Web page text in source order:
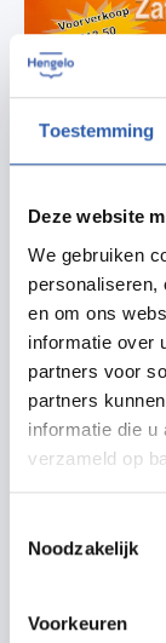
Toestemming
Deze website
We gebruiken
personaliseren,
en om ons
informatie over
partners voor
partners
informatie die u
verzameld op
Noodzakelijk
Voorkeuren
Delen